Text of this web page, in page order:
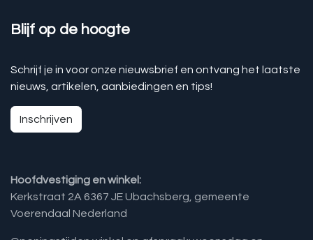
Blijf op de hoogte
Schrijf je in voor onze nieuwsbrief en ontvang het laatste
nieuws, artikelen, aanbiedingen en tips!
Inschrijven
Hoofdvestiging en winkel:
Kerkstraat 2A 6367 JE Ubachsberg, gemeente
Voerendaal Nederland